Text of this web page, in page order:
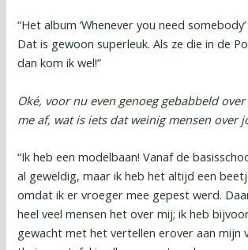
“Het album ‘Whenever you need
Dat is gewoon superleuk. Als ze die in de
dan kom ik wel!”
Oké, voor nu even genoeg gebabbeld
me af, wat is iets dat weinig mensen over
“Ik heb een modelbaan! Vanaf de
al geweldig, maar ik heb het altijd een
omdat ik er vroeger mee gepest werd.
heel veel mensen het over mij; ik heb
gewacht met het vertellen erover aan mijn